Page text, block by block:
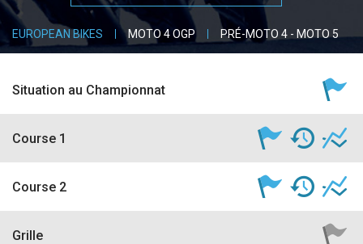
accéder à la billetterie
EUROPEAN BIKES MOTO 4 OGP PRÉ-MOTO 4 - MOTO 5
Situation au Championnat
Course 1
Course 2
Grille